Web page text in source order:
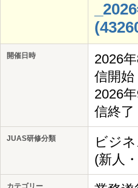
開催日時
2026
信開始
2026
信終了
JUAS研修分類
ビジ
(新人
カテゴリー